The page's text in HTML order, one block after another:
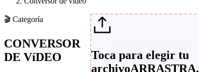
🎬 Categoría
CONVERSOR
DE VíDEO
Toca para elegir tu
archivoARRASTRA.